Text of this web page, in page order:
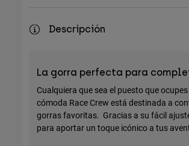
Descripción
La gorra perfecta para
Cualquiera que sea el puesto que
cómoda Race Crew está destinada a
gorras favoritas. Gracias a su fácil
para aportar un toque icónico a tus